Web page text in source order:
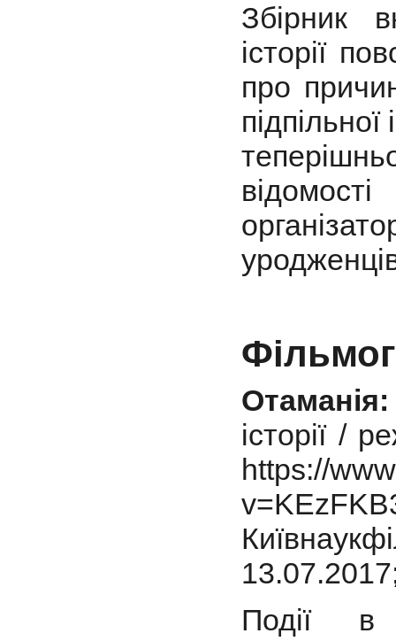
Збірник
історії
про
Отаманія:
історії /
https://
Події в